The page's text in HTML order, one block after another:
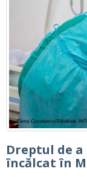
Dreptul de
încălcat în